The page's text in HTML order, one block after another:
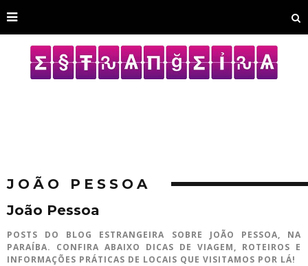
JOÃO PESSOA
João Pessoa
POSTS DO BLOG ESTRANGEIRA SOBRE JOÃO PESSOA, NA
PARAÍBA. CONFIRA ABAIXO DICAS DE VIAGEM, ROTEIROS E
INFORMAÇÕES PRÁTICAS DE LOCAIS QUE VISITAMOS POR LÁ!